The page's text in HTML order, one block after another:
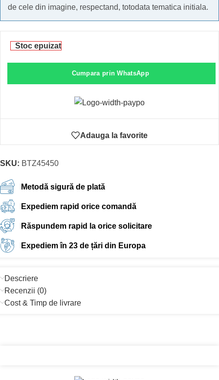
de cele din imagine, respectand, totodata tematica initiala.
Stoc epuizat
Cumpara prin WhatsApp
Adauga la favorite
SKU: BTZ45450
Metodă sigură de plată
Expediem rapid orice comandă
Răspundem rapid la orice solicitare
Expediem în 23 de țări din Europa
Descriere
Recenzii (0)
Cost & Timp de livrare